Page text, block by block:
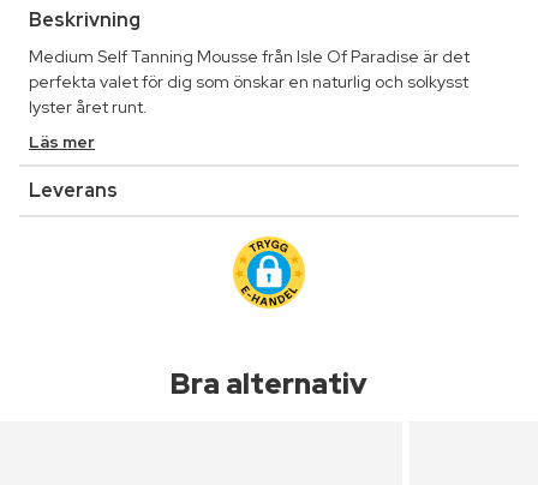
Beskrivning
Medium Self Tanning Mousse från Isle Of Paradise är det
perfekta valet för dig som önskar en naturlig och solkysst
lyster året runt.
Läs mer
Leverans
Bra alternativ